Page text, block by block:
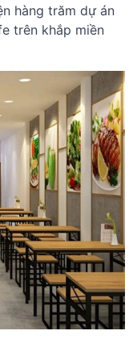
hàng trăm dự án
trên khắp miền